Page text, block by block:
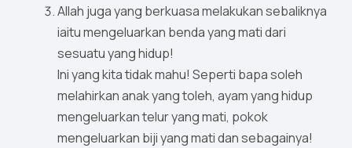
Allah juga yang berkuasa melakukan sebaliknya
iaitu mengeluarkan benda yang mati dari
sesuatu yang hidup!
Ini yang kita tidak mahu! Seperti bapa soleh
melahirkan anak yang toleh, ayam yang hidup
mengeluarkan telur yang mati, pokok
mengeluarkan biji yang mati dan sebagainya!